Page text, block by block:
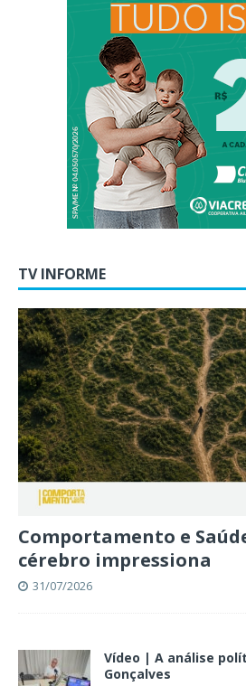
TV INFORME
Comportamento e
cérebro impressiona
31/07/2026
Vídeo | A análise
Gonçalves